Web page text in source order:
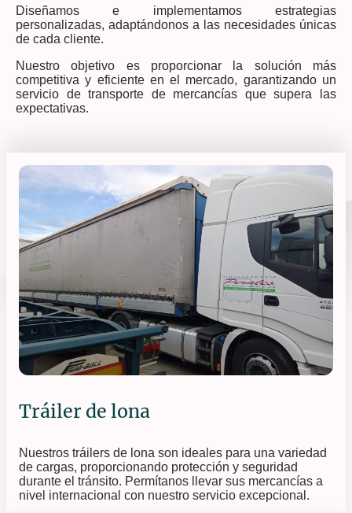
Diseñamos e implementamos estrategias
personalizadas, adaptándonos a las necesidades únicas
de cada cliente.
Nuestro objetivo es proporcionar la solución más
competitiva y eficiente en el mercado, garantizando un
servicio de transporte de mercancías que supera las
expectativas.
Tráiler de lona
Nuestros tráilers de lona son ideales para una variedad
de cargas, proporcionando protección y seguridad
durante el tránsito. Permítanos llevar sus mercancías a
nivel internacional con nuestro servicio excepcional.